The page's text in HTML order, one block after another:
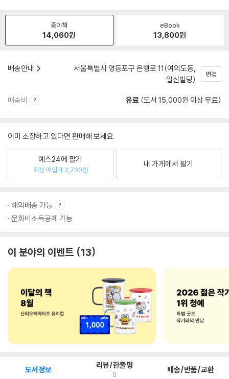
종이책
14,060원
eBook
13,800원
배송안내
서울특별시 영등포구 은행로 11(여의도동,
일신빌딩)
변경
배송비 유료 (도서 15,000원 이상 무료)
이미 소장하고 있다면 판매해 보세요.
예스24에 팔기
최상 매입가 2,700원
내 가게에서 팔기
해외배송 가능
문화비소득공제 가능
이 분야의 이벤트 13
도서정보 리뷰/한줄평
0 배송/반품/교환